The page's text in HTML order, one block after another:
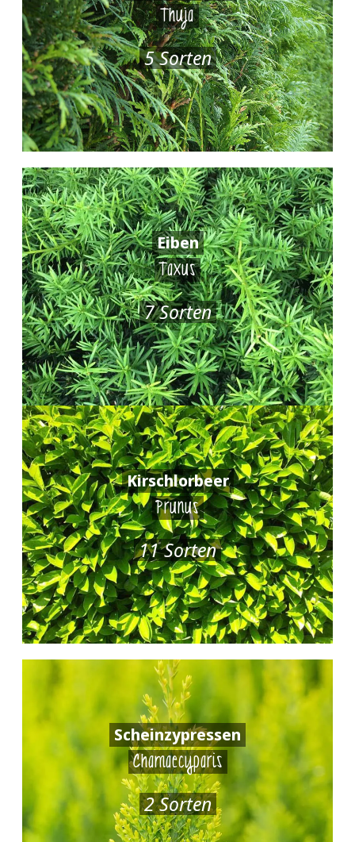
Thuja
5 Sorten
Eiben
Taxus
7 Sorten
Kirschlorbeer
Prunus
11 Sorten
Scheinzypressen
Chamaecyparis
2 Sorten